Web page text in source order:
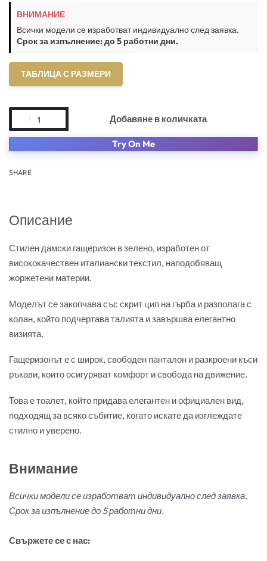
ВНИМАНИЕ
Всички модели се изработват индивидуално след заявка.
Срок за изпълнение: до 5 работни дни.
ТАБЛИЦА С РАЗМЕРИ
Добавяне в количката
Try On Me
SHARE
Описание
Стилен дамски гащеризон в зелено, изработен от
висококачествен италиански текстил, наподобяващ
жоржетени материи.
Моделът се закопчава със скрит цип на гърба и разполага с
колан, който подчертава талията и завършва елегантно
визията.
Гащеризонът е с широк, свободен панталон и разкроени къси
ръкави, които осигуряват комфорт и свобода на движение.
Това е тоалет, който придава елегантен и официален вид,
подходящ за всяко събитие, когато искате да изглеждате
стилно и уверено.
Внимание
Всички модели се изработват индивидуално след заявка.
Срок за изпълнение до 5 работни дни.
Свържете се с нас: